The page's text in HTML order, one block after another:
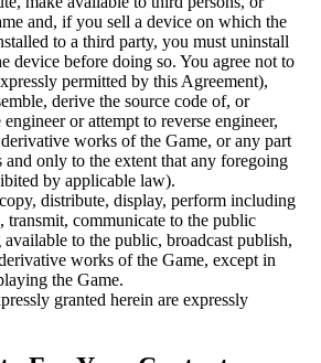
and, if you sell a device on which the
to a third party, you must uninstall
device before doing so. You agree not to
permitted by this Agreement),
derive the source code of, or
or attempt to reverse engineer,
works of the Game, or any part
and only to the extent that any foregoing
by applicable law).
distribute, display, perform including
transmit, communicate to the public
to the public, broadcast publish,
works of the Game, except in
the Game.
granted herein are expressly